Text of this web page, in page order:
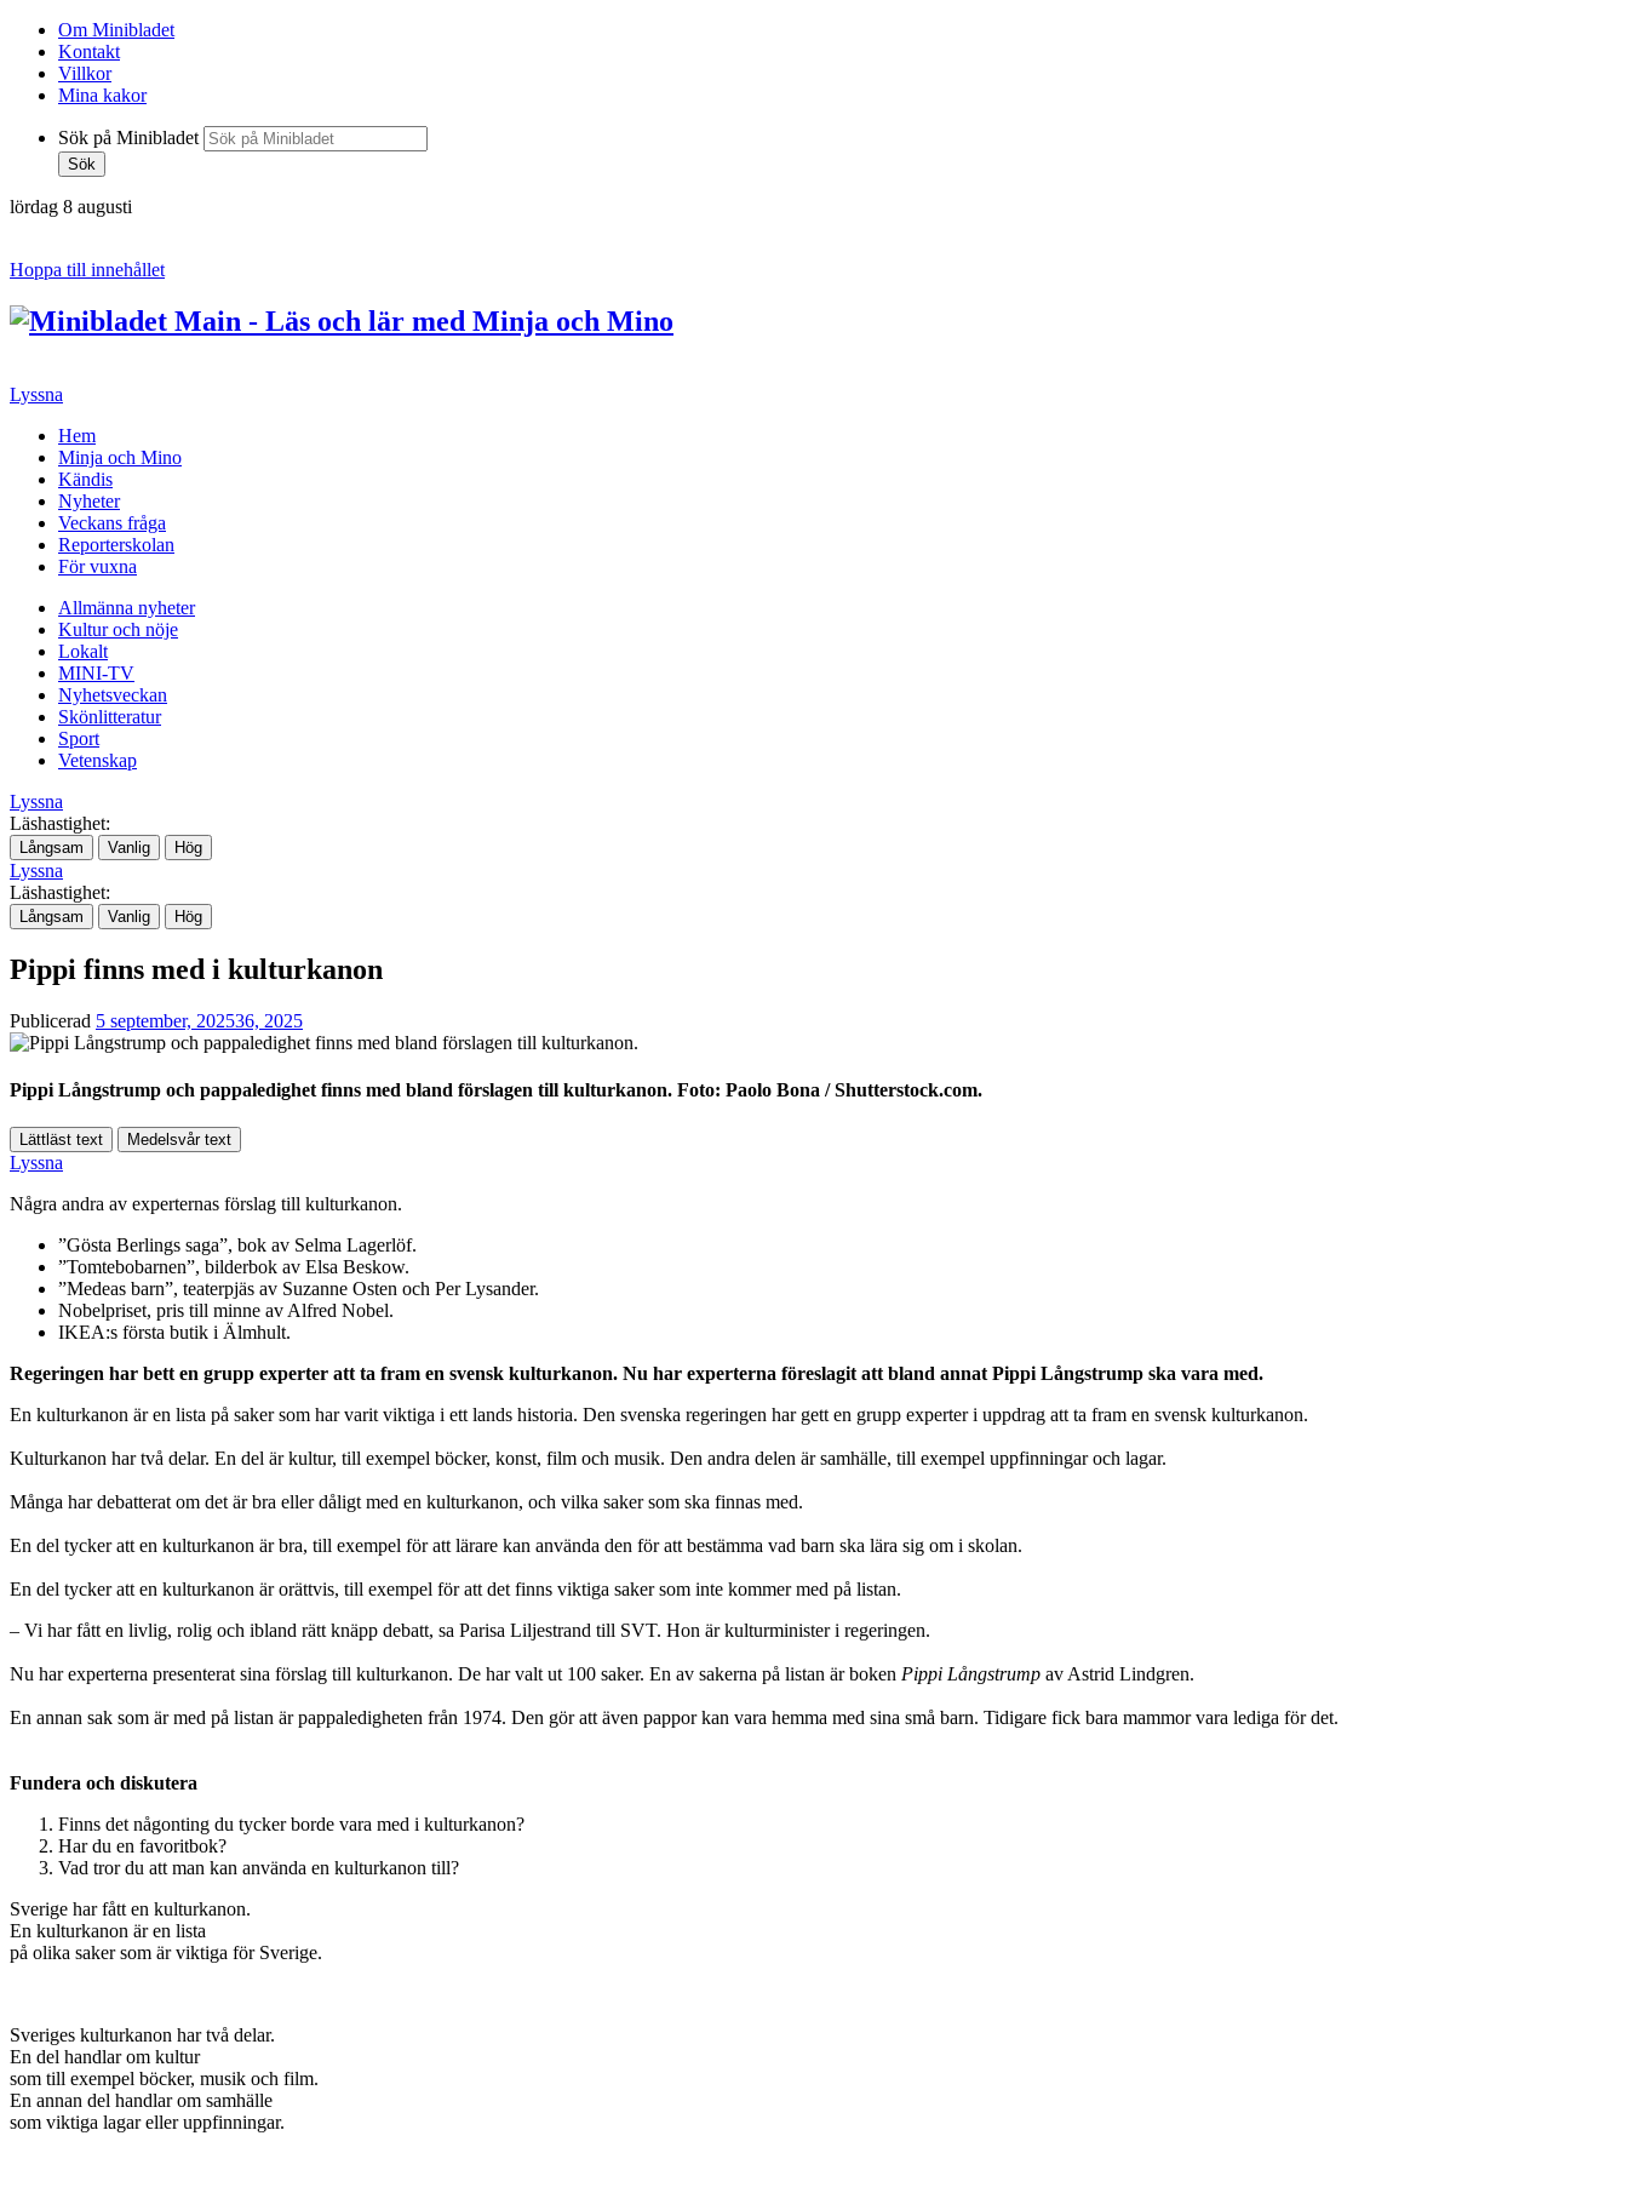
Om Minibladet
Kontakt
Villkor
Mina kakor
Sök på Minibladet
Sök
lördag 8 augusti
Hoppa till innehållet
Lyssna
Hem
Minja och Mino
Kändis
Nyheter
Veckans fråga
Reporterskolan
För vuxna
Allmänna nyheter
Kultur och nöje
Lokalt
MINI-TV
Nyhetsveckan
Skönlitteratur
Sport
Vetenskap
Lyssna
Läshastighet:
Långsam Vanlig Hög
Lyssna
Läshastighet:
Långsam Vanlig Hög
Pippi finns med i kulturkanon
Publicerad 5 september, 202536, 2025
Pippi Långstrump och pappaledighet finns med bland förslagen till kulturkanon. Foto: Paolo Bona / Shutterstock.com.
Lättläst text Medelsvår text
Lyssna
Några andra av experternas förslag till kulturkanon.
”Gösta Berlings saga”, bok av Selma Lagerlöf.
”Tomtebobarnen”, bilderbok av Elsa Beskow.
”Medeas barn”, teaterpjäs av Suzanne Osten och Per Lysander.
Nobelpriset, pris till minne av Alfred Nobel.
IKEA:s första butik i Älmhult.
Regeringen har bett en grupp experter att ta fram en svensk kulturkanon. Nu har experterna föreslagit att bland annat Pippi Långstrump ska vara med.
En kulturkanon är en lista på saker som har varit viktiga i ett lands historia. Den svenska regeringen har gett en grupp experter i uppdrag att ta fram en svensk kulturkanon.
Kulturkanon har två delar. En del är kultur, till exempel böcker, konst, film och musik. Den andra delen är samhälle, till exempel uppfinningar och lagar.
Många har debatterat om det är bra eller dåligt med en kulturkanon, och vilka saker som ska finnas med.
En del tycker att en kulturkanon är bra, till exempel för att lärare kan använda den för att bestämma vad barn ska lära sig om i skolan.
En del tycker att en kulturkanon är orättvis, till exempel för att det finns viktiga saker som inte kommer med på listan.
– Vi har fått en livlig, rolig och ibland rätt knäpp debatt, sa Parisa Liljestrand till SVT. Hon är kulturminister i regeringen.
Nu har experterna presenterat sina förslag till kulturkanon. De har valt ut 100 saker. En av sakerna på listan är boken Pippi Långstrump av Astrid Lindgren.
En annan sak som är med på listan är pappaledigheten från 1974. Den gör att även pappor kan vara hemma med sina små barn. Tidigare fick bara mammor vara lediga för det.
Fundera och diskutera
Finns det någonting du tycker borde vara med i kulturkanon?
Har du en favoritbok?
Vad tror du att man kan använda en kulturkanon till?
Sverige har fått en kulturkanon.
En kulturkanon är en lista
på olika saker som är viktiga för Sverige.
Sveriges kulturkanon har två delar.
En del handlar om kultur
som till exempel böcker, musik och film.
En annan del handlar om samhälle
som viktiga lagar eller uppfinningar.